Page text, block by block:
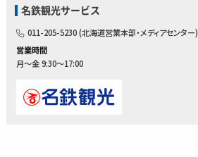
名鉄観光サービス
011-205-5230 (北海道営業本部・メディアセンター)
営業時間
月～金 9:30～17:00